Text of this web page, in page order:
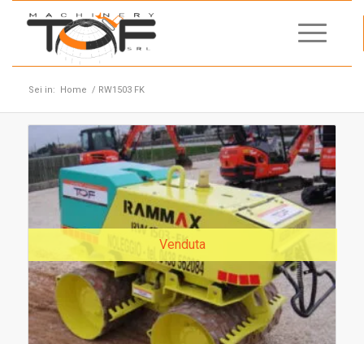
Sei in: Home / RW1503 FK
Venduta